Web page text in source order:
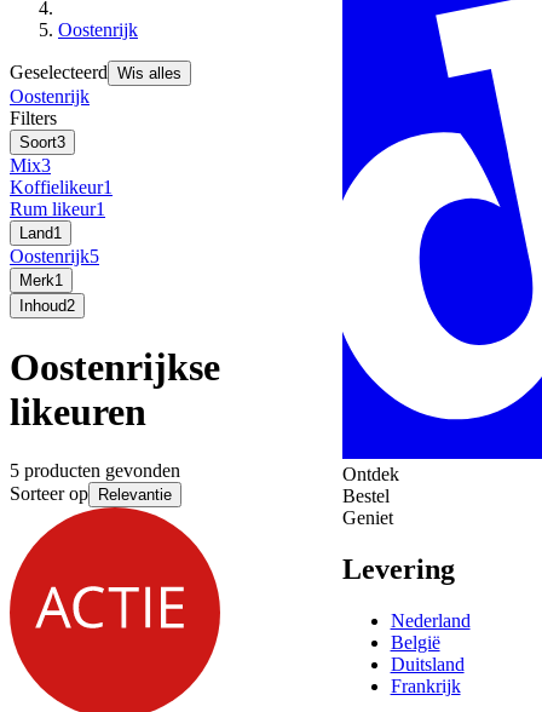
Oostenrijk
Geselecteerd Wis alles
Oostenrijk
Filters
Soort3
Mix3
Koffielikeur1
Rum likeur1
Land1
Oostenrijk5
Merk1
Inhoud2
Oostenrijkse
likeuren
5 producten gevonden
Sorteer op
Relevantie
Ontdek
Bestel
Geniet
Levering
Nederland
België
Duitsland
Frankrijk